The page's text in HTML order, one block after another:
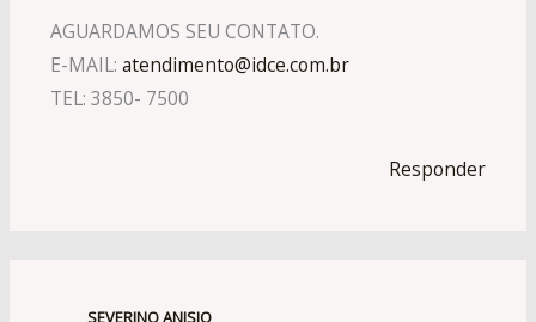
AGUARDAMOS SEU CONTATO.
E-MAIL: atendimento@idce.com.br
TEL: 3850- 7500
Responder
SEVERINO ANISIO